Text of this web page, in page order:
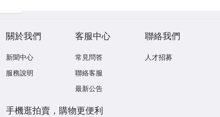
關於我們
新聞中心
服務說明
客服中心
常見問答
聯絡客服
最新公告
聯絡我們
人才招募
手機逛拍賣，購物更便利